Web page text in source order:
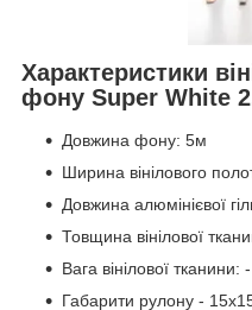
Характеристики
фону Super White
Довжина фону: 5м
Ширина вінілового
Довжина алюмінієвої
Товщина вінілової
Вага вінілової тканини:
Габарити рулону -